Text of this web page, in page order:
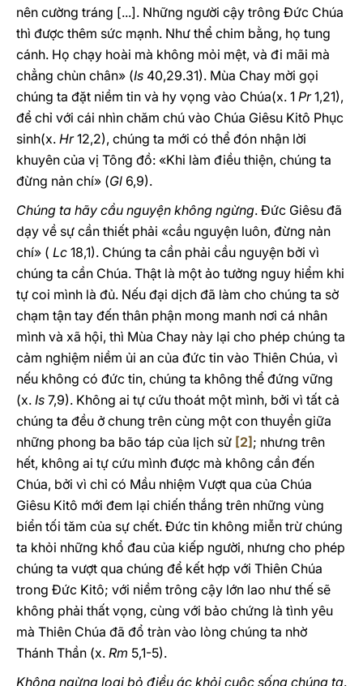
nên cường tráng [...]. Những người cậy trông Đức Chúa
thì được thêm sức mạnh. Như thể chim bằng, họ tung
cánh. Họ chạy hoài mà không mỏi mệt, và đi mãi mà
chẳng chùn chân» (Is 40,29.31). Mùa Chay mời gọi
chúng ta đặt niềm tin và hy vọng vào Chúa(x. 1 Pr1,21),
để chỉ với cái nhìn chăm chú vào Chúa Giêsu Kitô Phục
sinh(x. Hr12,2), chúng ta mới có thể đón nhận lời
khuyên của vị Tông đồ: «Khi làm điều thiện, chúng ta
đừng nản chí» (Gl 6,9).
Chúng ta hãy cầu nguyện không ngừng. Đức Giêsu đã
dạy về sự cần thiết phải «cầu nguyện luôn, đừng nản
chí» ( Lc 18,1). Chúng ta cần phải cầu nguyện bởi vì
chúng ta cần Chúa. Thật là một ảo tưởng nguy hiểm khi
tự coi mình là đủ. Nếu đại dịch đã làm cho chúng ta sờ
chạm tận tay đến thân phận mong manh nơi cá nhân
mình và xã hội, thì Mùa Chay này lại cho phép chúng ta
cảm nghiệm niềm ủi an của đức tin vào Thiên Chúa, vì
nếu không có đức tin, chúng ta không thể đứng vững
(x. Is 7,9). Không ai tự cứu thoát một mình, bởi vì tất cả
chúng ta đều ở chung trên cùng một con thuyền giữa
những phong ba bão táp của lịch sử [2] ; nhưng trên
hết, không ai tự cứu mình được mà không cần đến
Chúa, bởi vì chỉ có Mầu nhiệm Vượt qua của Chúa
Giêsu Kitô mới đem lại chiến thắng trên những vùng
biển tối tăm của sự chết. Đức tin không miễn trừ chúng
ta khỏi những khổ đau của kiếp người, nhưng cho phép
chúng ta vượt qua chúng để kết hợp với Thiên Chúa
trong Đức Kitô; với niềm trông cậy lớn lao như thế sẽ
không phải thất vọng, cùng với bảo chứng là tình yêu
mà Thiên Chúa đã đổ tràn vào lòng chúng ta nhờ
Thánh Thần (x. Rm 5,1-5).
Không ngừng loại bỏ điều ác khỏi cuộc sống chúng ta.